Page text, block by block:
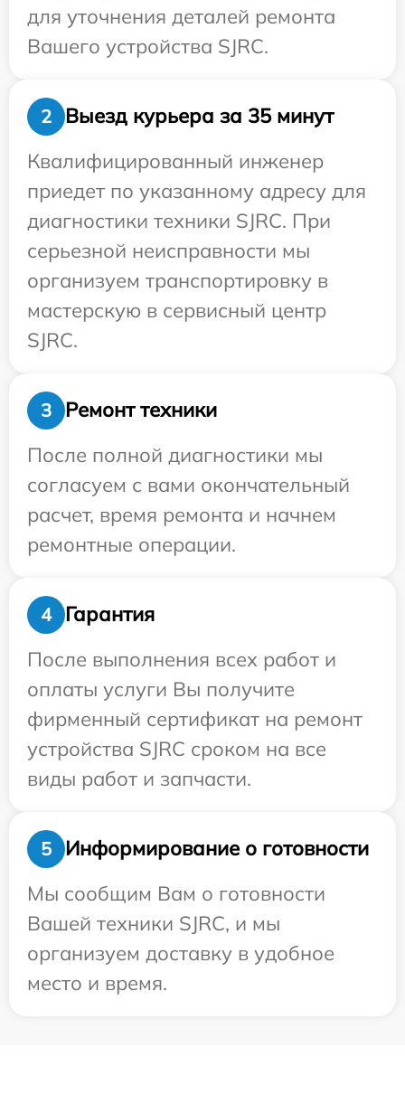
для уточнения деталей ремонта
Вашего устройства SJRC.
2
Выезд курьера за 35 минут
Квалифицированный инженер
приедет по указанному адресу для
диагностики техники SJRC. При
серьезной неисправности мы
организуем транспортировку в
мастерскую в сервисный центр
SJRC.
3
Ремонт техники
После полной диагностики мы
согласуем с вами окончательный
расчет, время ремонта и начнем
ремонтные операции.
4
Гарантия
После выполнения всех работ и
оплаты услуги Вы получите
фирменный сертификат на ремонт
устройства SJRC сроком на все
виды работ и запчасти.
5
Информирование о готовности
Мы сообщим Вам о готовности
Вашей техники SJRC, и мы
организуем доставку в удобное
место и время.